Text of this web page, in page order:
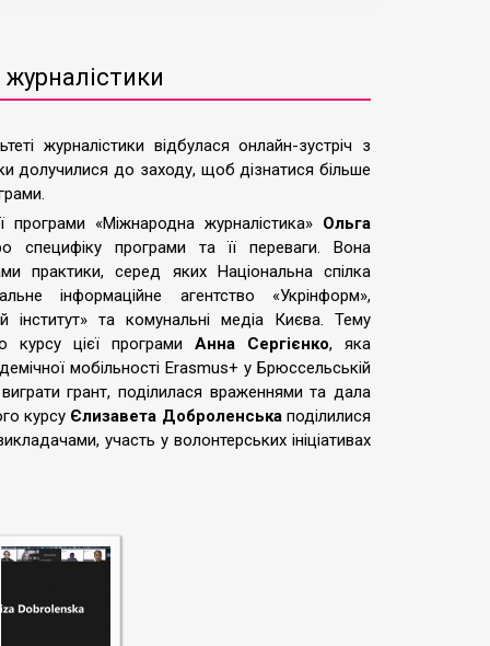
журналістики відбулася онлайн-зустріч з
долучилися до заходу, щоб дізнатися більше
програми «Міжнародна журналістика» Ольга
специфіку програми та її переваги. Вона
практики, серед яких Національна спілка
інформаційне агентство «Укрінформ»,
інститут» та комунальні медіа Києва. Тему
курсу цієї програми Анна Сергієнко, яка
мобільності Erasmus+ у Брюссельській
грант, поділилася враженнями та дала
курсу Єлизавета Доброленськаподілилися
участь у волонтерських ініціативах